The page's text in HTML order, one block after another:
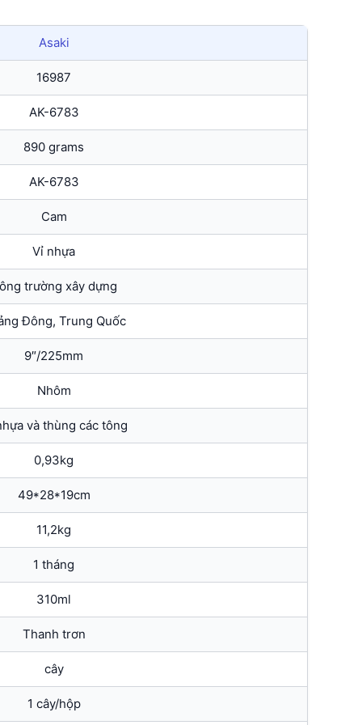
Asaki
16987
AK-6783
890 grams
AK-6783
Cam
Vỉ nhựa
trường xây dựng
Đông, Trung Quốc
9″/225mm
Nhôm
và thùng các tông
0,93kg
49*28*19cm
11,2kg
1 tháng
310ml
Thanh trơn
cây
1 cây/hộp